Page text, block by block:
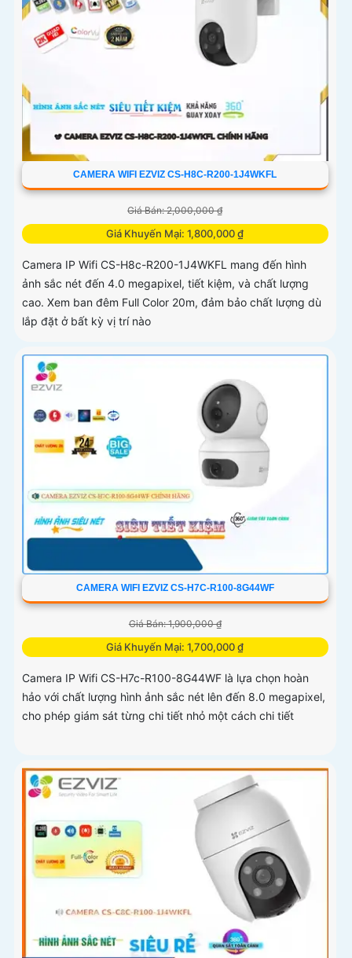
CAMERA WIFI EZVIZ CS-H8C-R200-1J4WKFL
Giá Bán: 2,000,000 ₫
Giá Khuyến Mại: 1,800,000 ₫
Camera IP Wifi CS-H8c-R200-1J4WKFL mang đến hình
ảnh sắc nét đến 4.0 megapixel, tiết kiệm, và chất lượng
cao. Xem ban đêm Full Color 20m, đảm bảo chất lượng dù
lắp đặt ở bất kỳ vị trí nào
CAMERA WIFI EZVIZ CS-H7C-R100-8G44WF
Giá Bán: 1,900,000 ₫
Giá Khuyến Mại: 1,700,000 ₫
Camera IP Wifi CS-H7c-R100-8G44WF là lựa chọn hoàn
hảo với chất lượng hình ảnh sắc nét lên đến 8.0 megapixel,
cho phép giám sát từng chi tiết nhỏ một cách chi tiết